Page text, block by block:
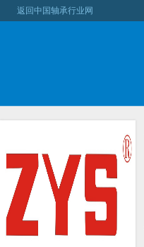
返回中国轴承行业网